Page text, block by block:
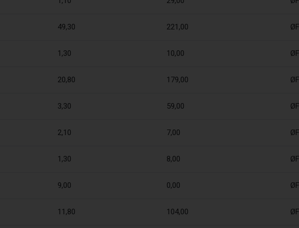
49,30 221,00 ØF
1,30 10,00 ØF
20,80 179,00 ØF
3,30 59,00 ØF
2,10 7,00 ØF
1,30 8,00 ØF
9,00 0,00 ØF
11,80 104,00 ØF